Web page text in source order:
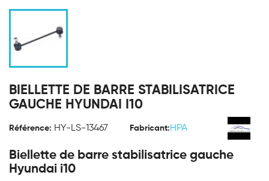
BIELLETTE DE BARRE STABILISATRICE
GAUCHE HYUNDAI I10
Référence: HY-LS-13467 Fabricant: HPA
Biellette de barre stabilisatrice gauche
Hyundai i10